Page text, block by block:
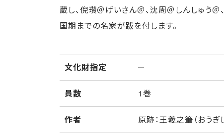
蔵し、倪瓚＠げいさん＠、沈周＠しんしゅう
国期までの名家が跋を付します。
文化財指定
員数 1巻
作者 原跡：王羲之筆（おうぎ